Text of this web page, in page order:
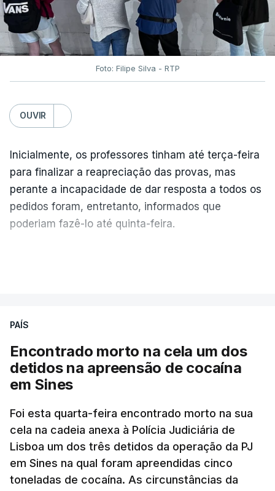
Foto: Filipe Silva - RTP
OUVIR
Inicialmente, os professores tinham até terça-feira
para finalizar a reapreciação das provas, mas
perante a incapacidade de dar resposta a todos os
pedidos foram, entretanto, informados que
poderiam fazê-lo até quinta-feira.
No domingo, estavam concluídos cerca de 50 por
cento dos mais de 20 mil pedidos de reapreciação,
mas Cristina Mota, porta-voz da Missão Escola
Pública, tem dúvidas de que o processo esteja
"Durante o fim de semana e nos últimos dias,
apercebamo-nos que ainda estão a ser
convocados professores para reapreciações"
disse a professora à agência Lusa."Será
PAÍS
Encontrado morto na cela um dos
detidos na apreensão de cocaína
em Sines
Foi esta quarta-feira encontrado morto na sua
cela na cadeia anexa à Polícia Judiciária de
Lisboa um dos três detidos da operação da PJ
em Sines na qual foram apreendidas cinco
toneladas de cocaína. As circunstâncias da